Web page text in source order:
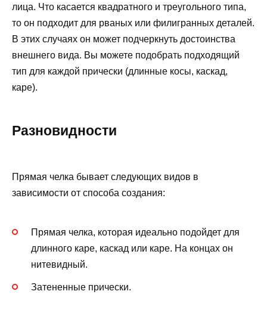
лица. Что касается квадратного и треугольного типа,
то он подходит для рваных или филигранных деталей.
В этих случаях он может подчеркнуть достоинства
внешнего вида. Вы можете подобрать подходящий
тип для каждой прически (длинные косы, каскад,
каре).
Разновидности
Прямая челка бывает следующих видов в
зависимости от способа создания:
Прямая челка, которая идеально подойдет для
длинного каре, каскад или каре. На концах он
нитевидный.
Затененные прически.